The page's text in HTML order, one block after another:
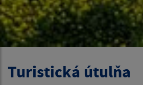
Turistická útulňa